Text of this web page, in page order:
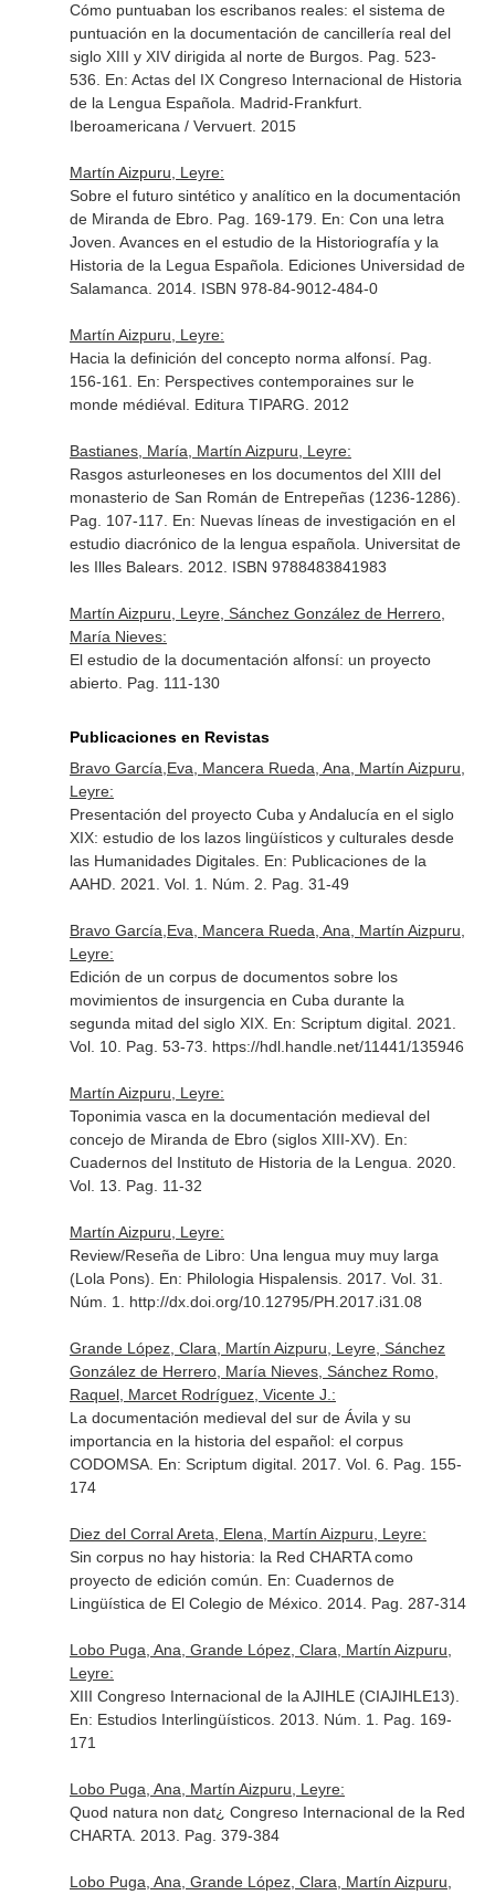
Cómo puntuaban los escribanos reales: el sistema de
puntuación en la documentación de cancillería real del
siglo XIII y XIV dirigida al norte de Burgos. Pag. 523-
536. En: Actas del IX Congreso Internacional de Historia
de la Lengua Española . Madrid-Frankfurt.
Iberoamericana / Vervuert. 2015
Martín Aizpuru, Leyre:
Sobre el futuro sintético y analítico en la documentación
de Miranda de Ebro. Pag. 169-179. En: Con una letra
Joven. Avances en el estudio de la Historiografía y la
Historia de la Legua Española . Ediciones Universidad de
Salamanca. 2014. ISBN 978-84-9012-484-0
Martín Aizpuru, Leyre:
Hacia la definición del concepto norma alfonsí. Pag.
156-161. En: Perspectives contemporaines sur le
monde médiéval. Editura TIPARG. 2012
Bastianes, María, Martín Aizpuru, Leyre:
Rasgos asturleoneses en los documentos del XIII del
monasterio de San Román de Entrepeñas (1236-1286).
Pag. 107-117. En: Nuevas líneas de investigación en el
estudio diacrónico de la lengua española . Universitat de
les Illes Balears. 2012. ISBN 9788483841983
Martín Aizpuru, Leyre, Sánchez González de Herrero,
María Nieves:
El estudio de la documentación alfonsí: un proyecto
abierto. Pag. 111-130
Publicaciones en Revistas
Bravo García,Eva, Mancera Rueda, Ana, Martín Aizpuru,
Leyre:
Presentación del proyecto Cuba y Andalucía en el siglo
XIX: estudio de los lazos lingüísticos y culturales desde
las Humanidades Digitales. En: Publicaciones de la
AAHD. 2021. Vol. 1. Núm. 2. Pag. 31-49
Bravo García,Eva, Mancera Rueda, Ana, Martín Aizpuru,
Leyre:
Edición de un corpus de documentos sobre los
movimientos de insurgencia en Cuba durante la
segunda mitad del siglo XIX. En: Scriptum digital. 2021.
Vol. 10. Pag. 53-73. https://hdl.handle.net/11441/135946
Martín Aizpuru, Leyre:
Toponimia vasca en la documentación medieval del
concejo de Miranda de Ebro (siglos XIII-XV). En:
Cuadernos del Instituto de Historia de la Lengua . 2020.
Vol. 13. Pag. 11-32
Martín Aizpuru, Leyre:
Review/Reseña de Libro: Una lengua muy muy larga
(Lola Pons). En: Philologia Hispalensis. 2017. Vol. 31.
Núm. 1. http://dx.doi.org/10.12795/PH.2017.i31.08
Grande López, Clara, Martín Aizpuru, Leyre, Sánchez
González de Herrero, María Nieves, Sánchez Romo,
Raquel, Marcet Rodríguez, Vicente J.:
La documentación medieval del sur de Ávila y su
importancia en la historia del español: el corpus
CODOMSA. En: Scriptum digital. 2017. Vol. 6. Pag. 155-
174
Diez del Corral Areta, Elena, Martín Aizpuru, Leyre:
Sin corpus no hay historia: la Red CHARTA como
proyecto de edición común. En: Cuadernos de
Lingüística de El Colegio de México. 2014. Pag. 287-314
Lobo Puga, Ana, Grande López, Clara, Martín Aizpuru,
Leyre:
XIII Congreso Internacional de la AJIHLE (CIAJIHLE13).
En: Estudios Interlingüísticos. 2013. Núm. 1. Pag. 169-
171
Lobo Puga, Ana, Martín Aizpuru, Leyre:
Quod natura non dat¿ Congreso Internacional de la Red
CHARTA. 2013. Pag. 379-384
Lobo Puga, Ana, Grande López, Clara, Martín Aizpuru,